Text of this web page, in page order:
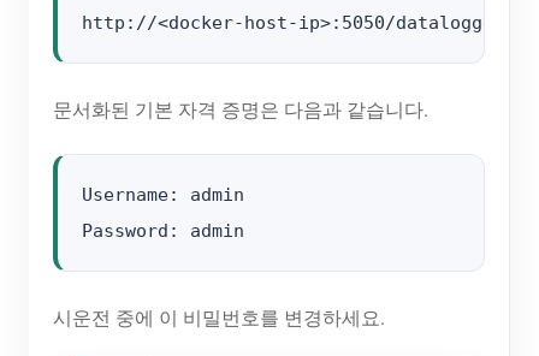
문서화된 기본 자격 증명은 다음과 같습니다.
Username: admin
시운전 중에 이 비밀번호를 변경하세요.